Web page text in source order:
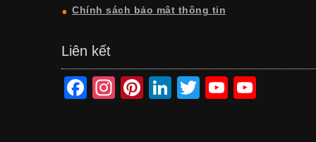
Chính sách bảo mật thông tin
Liên kết
F
In
Pi
Li
T
Y